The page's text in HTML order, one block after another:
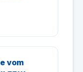
vom